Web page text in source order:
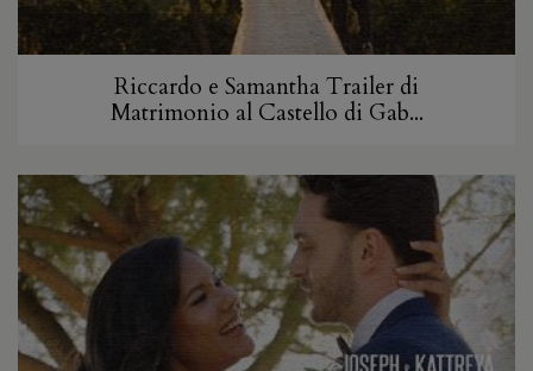
Riccardo e Samantha Trailer di
Matrimonio al Castello di Gab...